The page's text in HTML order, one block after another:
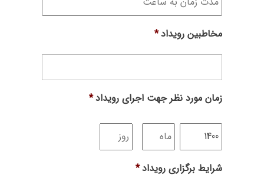
مخاطبین رویداد*
زمان مورد نظر جهت اجرای رویداد*
شرایط برگزاری رویداد*